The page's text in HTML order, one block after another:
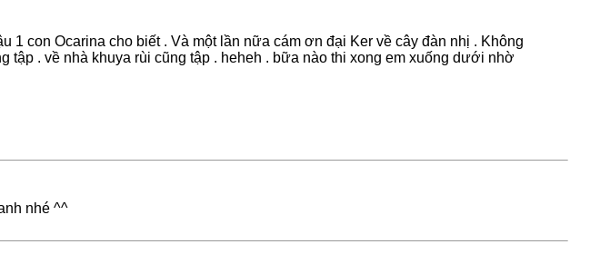
1 con Ocarina cho biết . Và một lần nữa cám ơn đại Ker về cây đàn nhị . Không
. về nhà khuya rùi cũng tập . heheh . bữa nào thi xong em xuống dưới nhờ
nhé ^^